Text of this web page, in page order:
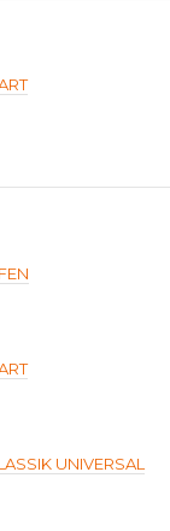
UNIVERSAL